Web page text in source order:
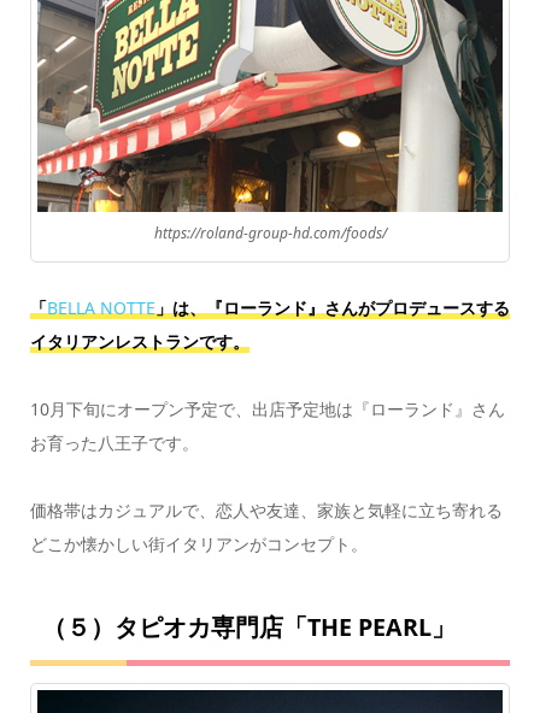
https://roland-group-hd.com/foods/
「BELLA NOTTE 」は、『ローランド』さんがプロデュースする
イタリアンレストランです。
10月下旬にオープン予定で、出店予定地は『ローランド』さん
お育った八王子です。
価格帯はカジュアルで、恋人や友達、家族と気軽に立ち寄れる
どこか懐かしい街イタリアンがコンセプト。
（５）タピオカ専門店「THE PEARL」